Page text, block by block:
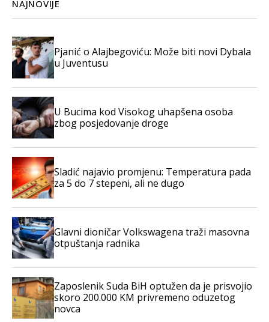
NAJNOVIJE
Pjanić o Alajbegoviću: Može biti novi Dybala
u Juventusu
U Bucima kod Visokog uhapšena osoba
zbog posjedovanje droge
Sladić najavio promjenu: Temperatura pada
za 5 do 7 stepeni, ali ne dugo
Glavni dioničar Volkswagena traži masovna
otpuštanja radnika
Zaposlenik Suda BiH optužen da je prisvojio
skoro 200.000 KM privremeno oduzetog
novca